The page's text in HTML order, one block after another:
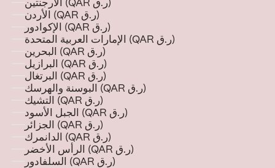
الأرجنتين (QAR ر.ق)
الأردن (QAR ر.ق)
الإكوادور (QAR ر.ق)
الإمارات العربية المتحدة (QAR ر.ق)
البحرين (QAR ر.ق)
البرازيل (QAR ر.ق)
البرتغال (QAR ر.ق)
البوسنة والهرسك (QAR ر.ق)
التشيك (QAR ر.ق)
الجبل الأسود (QAR ر.ق)
الجزائر (QAR ر.ق)
الدانمرك (QAR ر.ق)
الرأس الأخضر (QAR ر.ق)
السلفادور (QAR ر.ق)